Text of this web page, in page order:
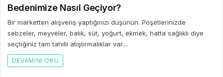
Bedenimize Nasıl Geçiyor?
Bir marketten alışveriş yaptığınızı düşünün. Poşetlerinizde
sebzeler, meyveler, balık, süt, yoğurt, ekmek, hatta sağlıklı diye
seçtiğiniz tam tahıllı atıştırmalıklar var....
DEVAMINI OKU